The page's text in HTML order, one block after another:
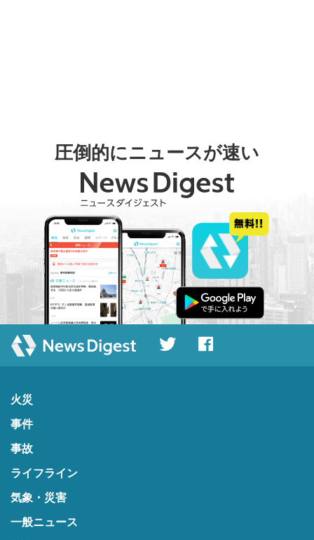
圧倒的にニュースが速い
火災
事件
事故
ライフライン
気象・災害
一般ニュース